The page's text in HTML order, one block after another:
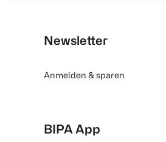
Newsletter
Anmelden & sparen
BIPA App